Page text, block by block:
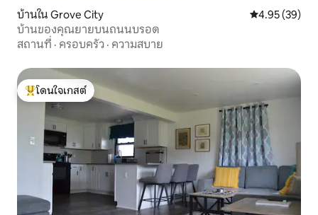
บ้านใน Grove City คะแนนเฉลี่ย
4.95 (39)
บ้านของคุณยายบนถนนบรอด
สถานที่ · ครอบครัว · ความสบาย
โดนใจเกสต์ที่สุด
โดนใจเกสต์